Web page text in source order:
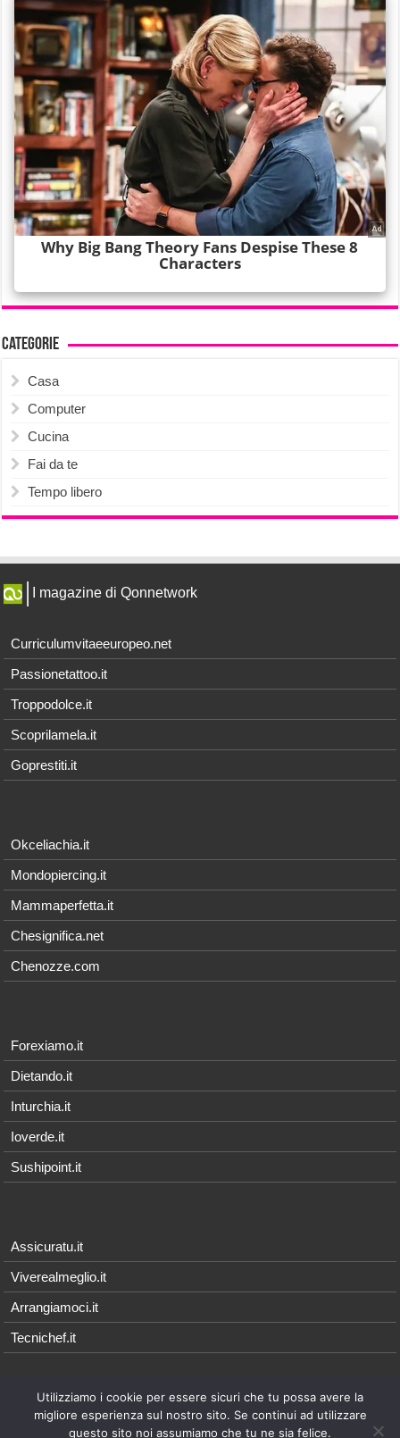
Categorie
Casa
Computer
Cucina
Fai da te
Tempo libero
I magazine di Qonnetwork
Curriculumvitaeeuropeo.net
Passionetattoo.it
Troppodolce.it
Scoprilamela.it
Goprestiti.it
Okceliachia.it
Mondopiercing.it
Mammaperfetta.it
Chesignifica.net
Chenozze.com
Forexiamo.it
Dietando.it
Inturchia.it
Ioverde.it
Sushipoint.it
Assicuratu.it
Viverealmeglio.it
Arrangiamoci.it
Tecnichef.it
© 2026 - Arrangiamoci.it è parte della rete Qonnetwork, i cui contenuti
sono di proprietà esclusiva diQonnecta srl- P.I. 08021571214 |
Legali
Utilizziamo i cookie per essere sicuri che tu possa avere la
migliore esperienza sul nostro sito. Se continui ad utilizzare
questo sito noi assumiamo che tu ne sia felice.